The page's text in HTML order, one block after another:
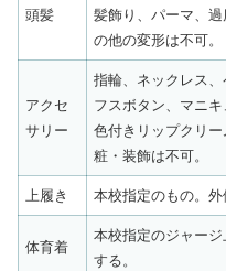
頭髪
髪飾り、パーマ、
の他の変形は不可。
アクセ
サリー
指輪、ネックレス
フスボタン、マニキ
色付きリップクリ
粧・装飾は不可。
上履き 本校指定のもの。外
体育着
本校指定のジャー
する。